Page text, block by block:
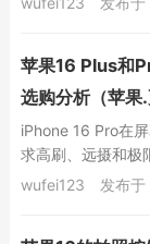
苹果16 Plus和
选购分析（苹果.
iPhone 16 Pro在
求高刷、远摄和极
验...
wufei123 发布